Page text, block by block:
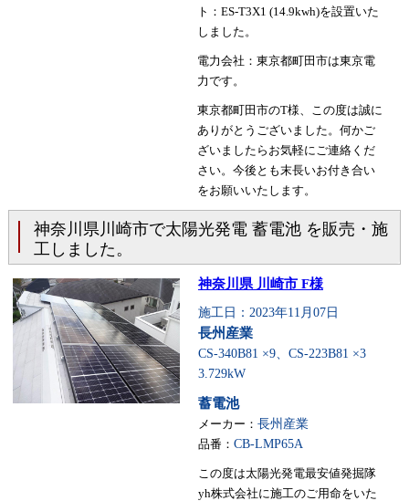
ト：ES-T3X1 (14.9kwh)を設置いた
しました。
電力会社：東京都町田市は東京電
力です。
東京都町田市のT様、この度は誠に
ありがとうございました。何かご
ざいましたらお気軽にご連絡くだ
さい。今後とも末長いお付き合い
をお願いいたします。
神奈川県川崎市で太陽光発電 蓄電池 を販売・施
工しました。
神奈川県 川崎市 F様
施工日：2023年11月07日
長州産業
CS-340B81 ×9、CS-223B81 ×3
3.729kW
蓄電池
メーカー： 長州産業
品番： CB-LMP65A
この度は太陽光発電最安値発掘隊
yh株式会社に施工のご用命をいた